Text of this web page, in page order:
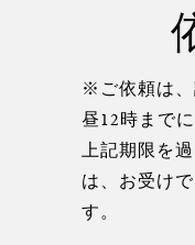
※ご依頼は
昼12時まで
上記期限を
は、お受け
す。